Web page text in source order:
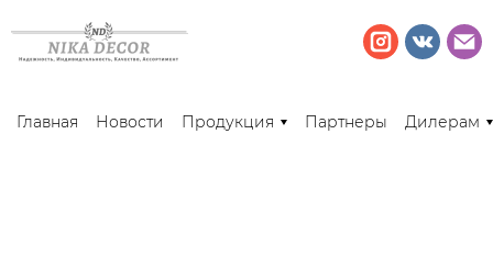
Главная Новости Продукция Партнеры Дилерам